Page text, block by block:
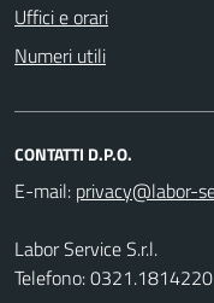
Uffici e orari
Numeri utili
CONTATTI D.P.O.
E-mail:
Labor Service S.r.l.
Telefono: 0321.1814220